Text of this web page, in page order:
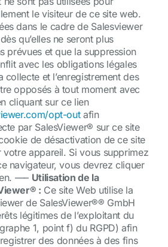
le visiteur de ce site web.
dans le cadre de Salesviewer
qu’elles ne seront plus
prévues et que la suppression
avec les obligations légales
collecte et l’enregistrement des
opposés à tout moment avec
cliquant sur ce lien
opt-outafin
par SalesViewer® sur ce site
de désactivation de ce site
votre appareil. Si vous supprimez
navigateur, vous devrez cliquer
—– Utilisation de la
: Ce site Web utilise la
de SalesViewer®® GmbH
légitimes de l’exploitant du
1, point f) du RGPD) afin
des données à des fins